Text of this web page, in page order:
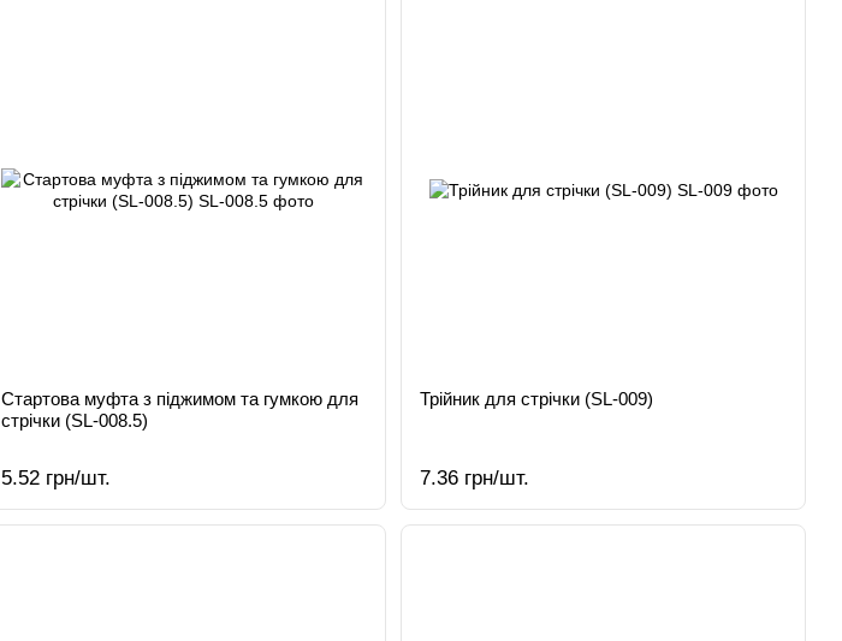
Стартова муфта з піджимом та гумкою для
стрічки (SL-008.5)
5.52 грн/шт.
Трійник для стрічки (SL-009)
7.36 грн/шт.